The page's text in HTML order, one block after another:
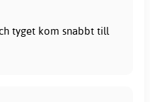
tyget kom snabbt till